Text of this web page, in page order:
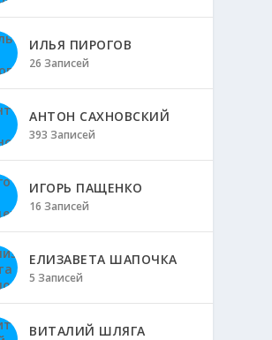
ИЛЬЯ ПИРОГОВ
26 Записей
АНТОН САХНОВСКИЙ
393 Записей
ИГОРЬ ПАЩЕНКО
16 Записей
ЕЛИЗАВЕТА ШАПОЧКА
5 Записей
ВИТАЛИЙ ШЛЯГА